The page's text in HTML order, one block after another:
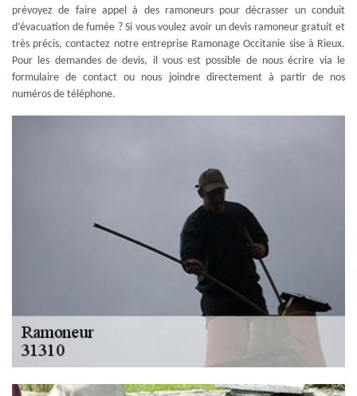
prévoyez de faire appel à des ramoneurs pour décrasser un conduit
d’évacuation de fumée ? Si vous voulez avoir un devis ramoneur gratuit et
très précis, contactez notre entreprise Ramonage Occitanie sise à Rieux.
Pour les demandes de devis, il vous est possible de nous écrire via le
formulaire de contact ou nous joindre directement à partir de nos
numéros de téléphone.